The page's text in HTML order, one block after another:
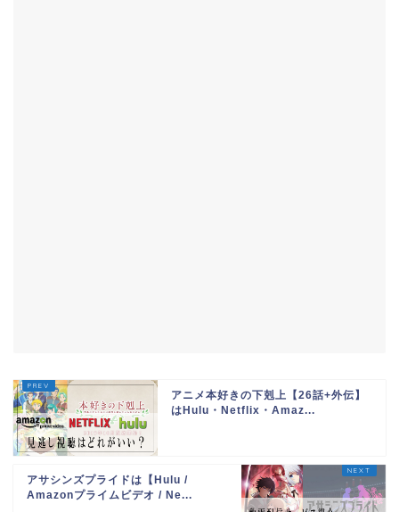
アニメ本好きの下剋上【26話+外伝】
はHulu・Netflix・Amaz...
アサシンズプライドは【Hulu /
Amazonプライムビデオ / Ne...